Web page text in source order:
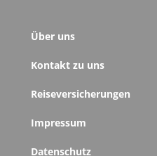
Über uns
Kontakt zu uns
Reiseversicherungen
Impressum
Datenschutz